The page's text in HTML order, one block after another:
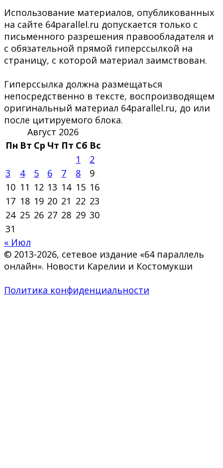
Использование материалов, опубликованных
на сайте 64parallel.ru допускается только с
письменного разрешения правообладателя и
с обязательной прямой гиперссылкой на
страницу, с которой материал заимствован.
Гиперссылка должна размещаться
непосредственно в тексте, воспроизводящем
оригинальный материал 64parallel.ru, до или
после цитируемого блока.
Август 2026
Пн Вт Ср Чт Пт Сб Вс
1
2
3
4 5 6 7 8
9
10 11 12 13 14 15 16
17 18 19 20 21 22 23
24 25 26 27 28 29 30
31
« Июл
© 2013-2026, сетевое издание «64 параллель
онлайн». Новости Карелии и Костомукши
Политика конфиденциальности